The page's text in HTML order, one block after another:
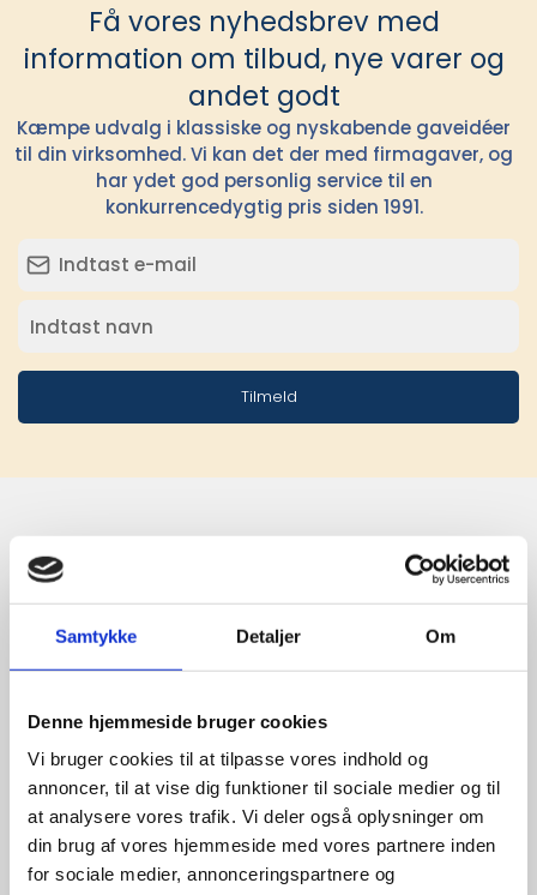
Samtykke Detaljer Om
Denne hjemmeside bruger cookies
Vi bruger cookies til at tilpasse vores indhold og
annoncer, til at vise dig funktioner til sociale medier og til
at analysere vores trafik. Vi deler også oplysninger om
din brug af vores hjemmeside med vores partnere inden
for sociale medier, annonceringspartnere og
Få vores nyhedsbrev med
information om tilbud, nye varer og
andet godt
Kæmpe udvalg i klassiske og nyskabende gaveidéer
til din virksomhed. Vi kan det der med firmagaver, og
har ydet god personlig service til en
konkurrencedygtig pris siden 1991.
Tilmeld
leverandører
giver større
udvalg
For at sikre høj kvalitet og stor
leveringssikkerhed samarbejder vi
med de største og mest
anerkendte leverandører inden for